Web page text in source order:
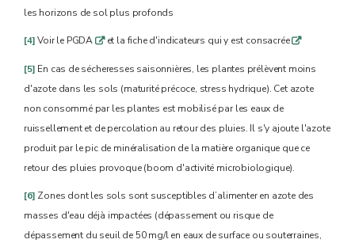
les horizons de sol plus profonds
[4]Voir le PGDA qet la fiche d'indicateurs qui y est consacréeq
[5] En cas de sécheresses saisonnières, les plantes prélèvent moins
d'azote dans les sols (maturité précoce, stress hydrique). Cet azote
non consommé par les plantes est mobilisé par les eaux de
ruissellement et de percolation au retour des pluies. Il s'y ajoute l'azote
produit par le pic de minéralisation de la matière organique que ce
retour des pluies provoque (boom d'activité microbiologique).
[6] Zones dont les sols sont susceptibles d’alimenter en azote des
masses d'eau déjà impactées (dépassement ou risque de
dépassement du seuil de 50 mg/l en eaux de surface ou souterraines,